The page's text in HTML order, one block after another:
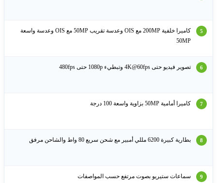
كاميرا خلفية 200MP مع OIS وعدسة تقريب 50MP مع OIS وعدسة واسعة
50MP
تصوير فيديو حتى 4K@60fps وتبطيء 1080p حتى 480fps
كاميرا أمامية 50MP بزاوية واسعة 100 درجة
بطارية كبيرة 6200 مللي أمبير مع شحن سريع 80 واط والشاحن مرفق
سماعات ستيريو بصوت مرتفع حسب المواصفات